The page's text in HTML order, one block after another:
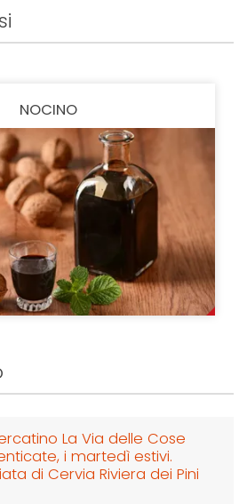
NOCINO
La Via delle Cose
i martedì estivi.
di Cervia Riviera dei Pini